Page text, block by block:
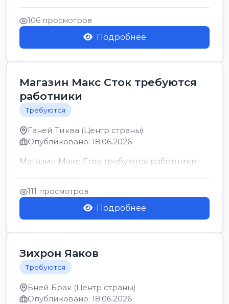
позицию возможна дом...
106 просмотров
Подробнее
Магазин Макс Сток требуются
работники
Требуются
Ганей Тиква (Центр страны)
Опубликовано: 18.06.2026
Магазин Макс Сток требуются работники
111 просмотров
Подробнее
Зихрон Яаков
Требуются
Бней Брак (Центр страны)
Опубликовано: 18.06.2026